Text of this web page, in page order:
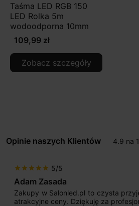
Taśma LED RGB 150
LED Rolka 5m
wodoodporna 10mm
109,99 zł
Zobacz szczegóły
Opinie naszych Klientów 4.9 na
star star star star star 5/5
Adam Zasada
Zakupy w Salonled.pl to czysta
atrakcyjne ceny. Dziękuję za